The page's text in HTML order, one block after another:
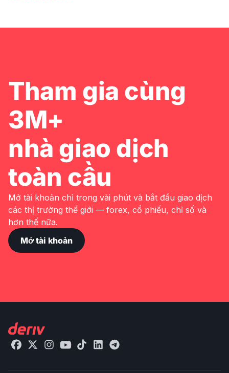
Tham gia cùng
3M+
nhà giao dịch
toàn cầu
Mở tài khoản chỉ trong vài phút và bắt đầu giao dịch
các thị trường thế giới — forex, cổ phiếu, chỉ số và
hơn thế nữa.
Mở tài khoản